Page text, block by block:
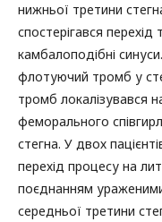
нижньої третини
спостерігався
камбалоподібні
флотуючий тромб у
тромб локалізувався
феморального
стегна. У двох
перехід процесу на
поєднанням
середньої третини